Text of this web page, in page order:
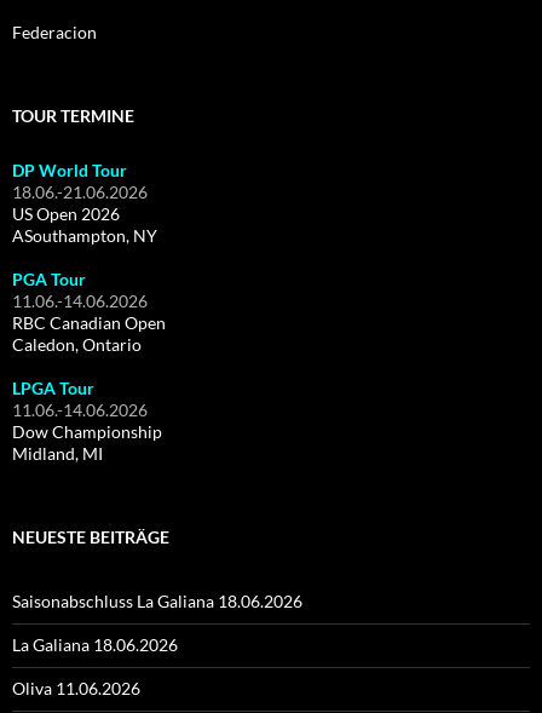
Federacion
TOUR TERMINE
DP World Tour
18.06.-21.06.2026
US Open 2026
ASouthampton, NY
PGA Tour
11.06.-14.06.2026
RBC Canadian Open
Caledon, Ontario
LPGA Tour
11.06.-14.06.2026
Dow Championship
Midland, MI
NEUESTE BEITRÄGE
Saisonabschluss La Galiana 18.06.2026
La Galiana 18.06.2026
Oliva 11.06.2026